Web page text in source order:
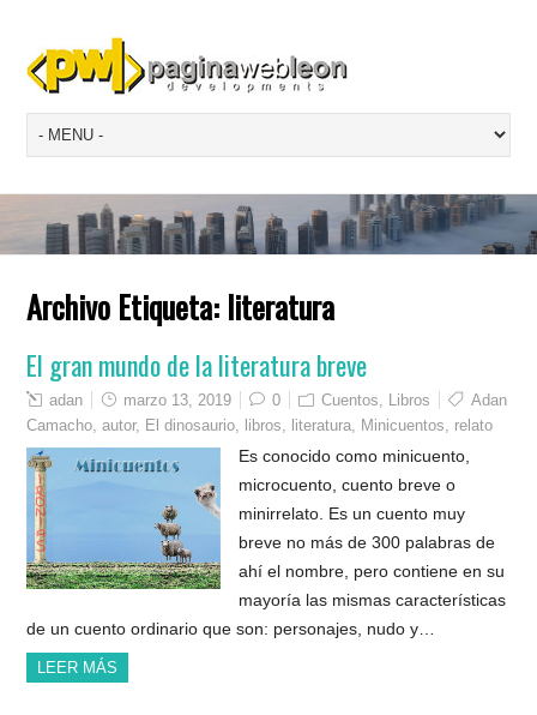
Archivo Etiqueta: literatura
El gran mundo de la literatura breve
adan marzo 13, 2019 0 Cuentos Libros
Adan
Camacho ,autor, El dinosaurio libros literatura Minicuentos relato
Es conocido como minicuento,
microcuento, cuento breve o
minirrelato. Es un cuento muy
breve no más de 300 palabras de
ahí el nombre, pero contiene en su
mayoría las mismas características
de un cuento ordinario que son: personajes, nudo y…
LEER MÁS